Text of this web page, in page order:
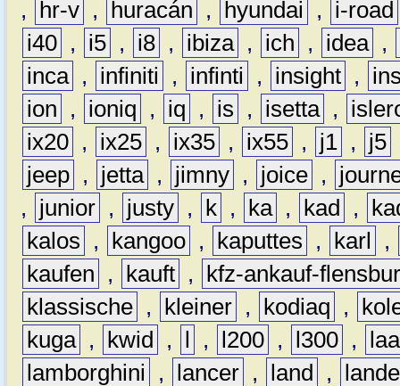
,
hr-v , huracán , hyundai ,
i-road
i40 , i5 , i8 , ibiza , ich , idea ,
inca , infiniti , infinti , insight ,
ion
, ioniq , iq , is , isetta ,
ix20 , ix25 , ix35 , ix55 , j1 , j5
jeep , jetta , jimny , joice ,
,
junior , justy , k , ka , kad ,
kalos
, kangoo , kaputtes , karl
,
kaufen
, kauft ,
kfz-ankauf-
klassische , kleiner , kodiaq ,
kuga , kwid , l , l200 , l300 ,
lamborghini
, lancer , land ,